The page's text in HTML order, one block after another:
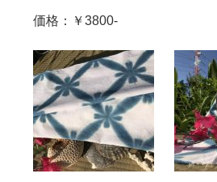
価格：￥3800-